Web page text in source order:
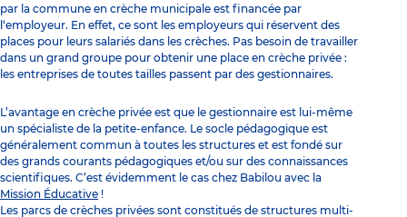
par la commune en crèche municipale est financée par
l‘employeur. En effet, ce sont les employeurs qui réservent des
places pour leurs salariés dans les crèches. Pas besoin de travailler
dans un grand groupe pour obtenir une place en crèche privée :
les entreprises de toutes tailles passent par des gestionnaires.
L’avantage en crèche privée est que le gestionnaire est lui-même
un spécialiste de la petite-enfance. Le socle pédagogique est
généralement commun à toutes les structures et est fondé sur
des grands courants pédagogiques et/ou sur des connaissances
scientifiques. C’est évidemment le cas chez Babilou avec la
Mission Éducative !
Les parcs de crèches privées sont constitués de structures multi-